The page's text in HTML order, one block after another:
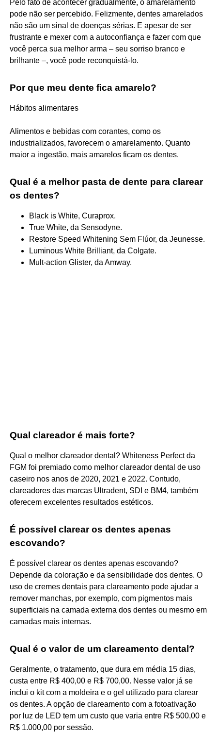
Pelo fato de acontecer gradualmente, o amarelamento
pode não ser percebido. Felizmente, dentes amarelados
não são um sinal de doenças sérias. E apesar de ser
frustrante e mexer com a autoconfiança e fazer com que
você perca sua melhor arma – seu sorriso branco e
brilhante –, você pode reconquistá-lo.
Por que meu dente fica amarelo?
Hábitos alimentares
Alimentos e bebidas com corantes, como os
industrializados, favorecem o amarelamento. Quanto
maior a ingestão, mais amarelos ficam os dentes.
Qual é a melhor pasta de dente para clarear
os dentes?
Black is White, Curaprox.
True White, da Sensodyne.
Restore Speed Whitening Sem Flúor, da Jeunesse.
Luminous White Brilliant, da Colgate.
Mult-action Glister, da Amway.
Qual clareador é mais forte?
Qual o melhor clareador dental? Whiteness Perfect da
FGM foi premiado como melhor clareador dental de uso
caseiro nos anos de 2020, 2021 e 2022. Contudo,
clareadores das marcas Ultradent, SDI e BM4, também
oferecem excelentes resultados estéticos.
É possível clarear os dentes apenas
escovando?
É possível clarear os dentes apenas escovando?
Depende da coloração e da sensibilidade dos dentes. O
uso de cremes dentais para clareamento pode ajudar a
remover manchas, por exemplo, com pigmentos mais
superficiais na camada externa dos dentes ou mesmo em
camadas mais internas.
Qual é o valor de um clareamento dental?
Geralmente, o tratamento, que dura em média 15 dias,
custa entre R$ 400,00 e R$ 700,00. Nesse valor já se
inclui o kit com a moldeira e o gel utilizado para clarear
os dentes. A opção de clareamento com a fotoativação
por luz de LED tem um custo que varia entre R$ 500,00 e
R$ 1.000,00 por sessão.